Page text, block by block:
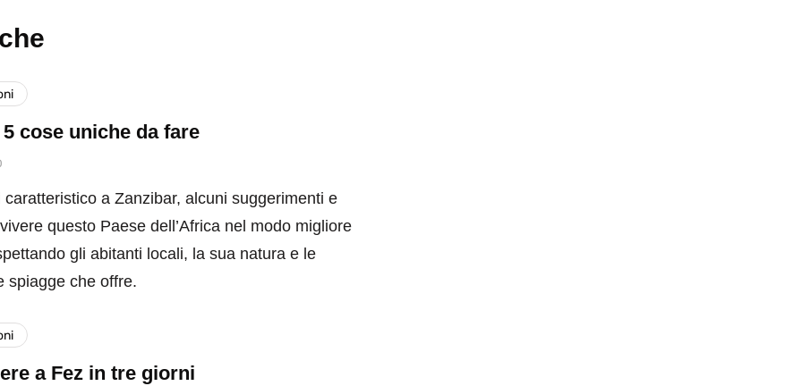
cose uniche da fare
caratteristico a Zanzibar, alcuni suggerimenti e
questo Paese dell’Africa nel modo migliore
gli abitanti locali, la sua natura e le
spiagge che offre.
a Fez in tre giorni